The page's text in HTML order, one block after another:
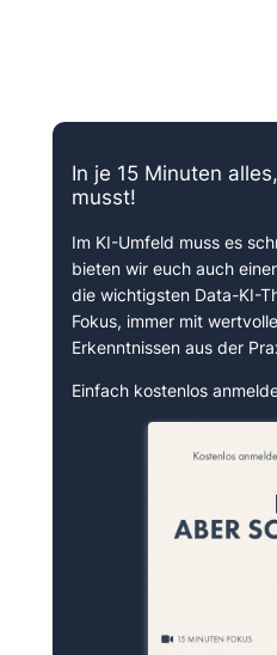
In je 15 Minuten
musst!
Im KI-Umfeld muss es
bieten wir euch auch
die wichtigsten Data-KI-
Fokus, immer mit
Erkenntnissen aus der
Einfach kostenlos